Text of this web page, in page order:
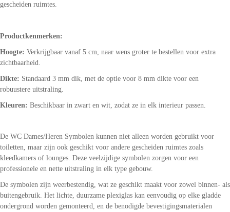
gescheiden ruimtes.
Productkenmerken:
Hoogte: Verkrijgbaar vanaf 5 cm, naar wens groter te bestellen voor extra
zichtbaarheid.
Dikte: Standaard 3 mm dik, met de optie voor 8 mm dikte voor een
robuustere uitstraling.
Kleuren: Beschikbaar in zwart en wit, zodat ze in elk interieur passen.
De WC Dames/Heren Symbolen kunnen niet alleen worden gebruikt voor
toiletten, maar zijn ook geschikt voor andere gescheiden ruimtes zoals
kleedkamers of lounges. Deze veelzijdige symbolen zorgen voor een
professionele en nette uitstraling in elk type gebouw.
De symbolen zijn weerbestendig, wat ze geschikt maakt voor zowel binnen- als
buitengebruik. Het lichte, duurzame plexiglas kan eenvoudig op elke gladde
ondergrond worden gemonteerd, en de benodigde bevestigingsmaterialen